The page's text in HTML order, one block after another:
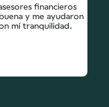
financieros
y me ayudaron
mí tranquilidad.